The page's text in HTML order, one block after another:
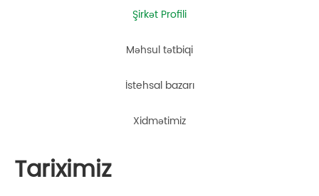
Şirkət Profili
Məhsul tətbiqi
İstehsal bazarı
Xidmətimiz
Tariximiz